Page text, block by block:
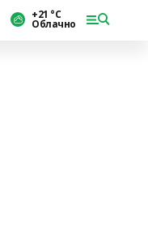
+21 °С
Облачно